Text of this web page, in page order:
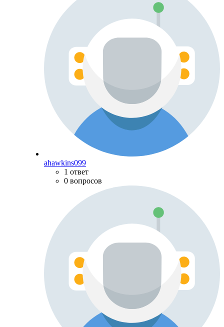
ahawkins099
1 ответ
0 вопросов